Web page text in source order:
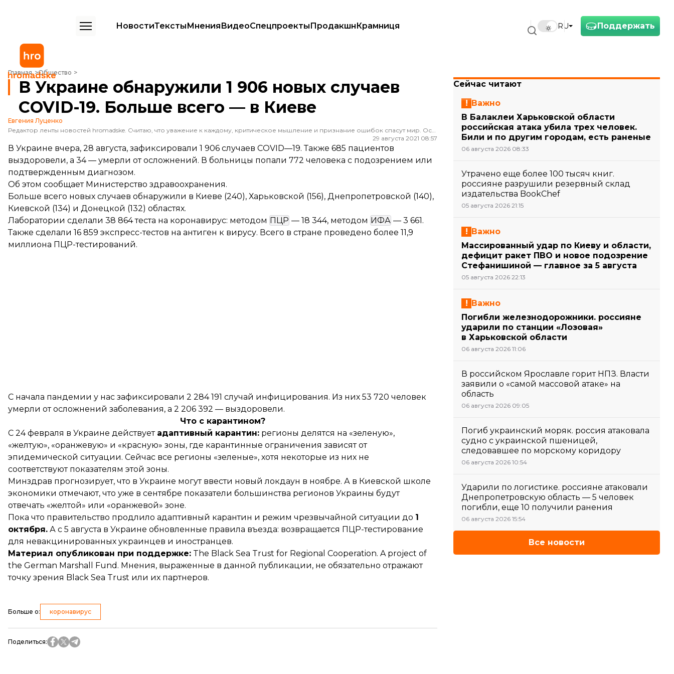
Поддержать
RU
НовостиТекстыМненияВидеоСпецпроектыПродакшнКрамниця
Главная Общество
В Украине обнаружили 1 906 новых случаев COVID-19. Больше всего — в Киеве
В Украине обнаружили 1 906 новых случаев
COVID-19. Больше всего — в Киеве
Евгения Луценко
Редактор ленты новостей hromadske. Считаю, что уважение к каждому, критическое мышление и признание ошибок спасут мир. Особенно люблю новости о науке и космос
29 августа 2021 08:57
В Украине вчера, 28 августа, зафиксировали 1 906 случаев COVID—19. Также 685 пациентов
выздоровели, а 34 — умерли от осложнений. В больницы попали 772 человека с подозрением или
подтвержденным диагнозом.
Об этом сообщаетМинистерство здравоохранения.
Больше всего новых случаев обнаружили в Киеве (240), Харьковской (156), Днепропетровской (140),
Киевской (134) и Донецкой (132) областях.
Лаборатории сделали 38 864 теста на коронавирус: методом ПЦР — 18 344, методом ИФА — 3 661.
Также сделали 16 859 экспресс-тестов на антиген к вирусу. Всего в стране проведено более 11,9
миллиона ПЦР-тестирований.
С начала пандемии у нас зафиксировали 2 284 191 случай инфицирования. Из них 53 720 человек
умерли от осложнений заболевания, а 2 206 392 — выздоровели.
Что с карантином?
С 24 февраля в Украине действует адаптивный карантин: регионы делятся на «зеленую»,
«желтую», «оранжевую» и «красную» зоны, где карантинные ограничения зависят от
эпидемической ситуации. Сейчас все регионы «зеленые», хотя некоторые из них не
соответствуютпоказателям этой зоны.
Минздрав прогнозирует, что в Украине могут ввести новый локдаун в ноябре. А в Киевской школе
экономики отмечают, что уже в сентябре показатели большинства регионов Украины будут
отвечать «желтой» или «оранжевой» зоне.
Пока что правительство продлило адаптивный карантин и режим чрезвычайной ситуации до 1
октября. А с 5 августа в Украине обновленные правила въезда: возвращается ПЦР-тестирование
для невакцинированных украинцев и иностранцев.
Материал опубликован при поддержке: The Black Sea Trust for Regional Cooperation. A project of
the German Marshall Fund. Мнения, выраженные в данной публикации, не обязательно отражают
точку зрения Black Sea Trust или их партнеров.
Больше о: коронавирус
Поделиться:
Сейчас читают
Важно
В Балаклеи Харьковской области
российская атака убила трех человек.
Били и по другим городам, есть раненые
06 августа 2026 08:33
Утрачено еще более 100 тысяч книг.
россияне разрушили резервный склад
издательства BookChef
05 августа 2026 21:15
Важно
Массированный удар по Киеву и области,
дефицит ракет ПВО и новое подозрение
Стефанишиной — главное за 5 августа
05 августа 2026 22:13
Важно
Погибли железнодорожники. россияне
ударили по станции «Лозовая»
в Харьковской области
06 августа 2026 11:06
В российском Ярославле горит НПЗ. Власти
заявили о «самой массовой атаке» на
область
06 августа 2026 09:05
Погиб украинский моряк. россия атаковала
судно с украинской пшеницей,
следовавшее по морскому коридору
06 августа 2026 10:54
Ударили по логистике. россияне атаковали
Днепропетровскую область — 5 человек
погибли, еще 10 получили ранения
06 августа 2026 15:54
Все новости